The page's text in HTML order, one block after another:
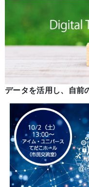
データを活用し、自前